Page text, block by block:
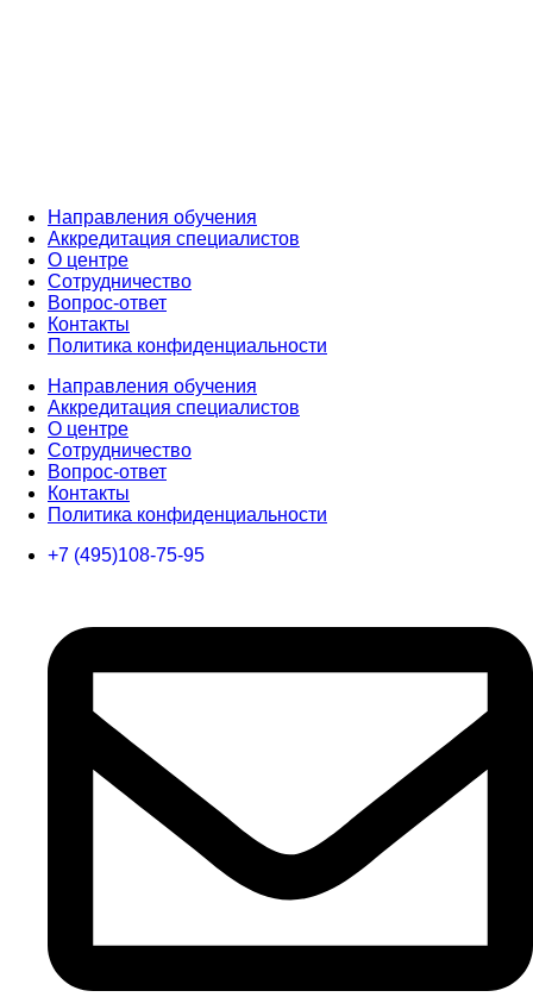
Направления обучения
Аккредитация специалистов
О центре
Сотрудничество
Вопрос-ответ
Контакты
Политика конфиденциальности
Направления обучения
Аккредитация специалистов
О центре
Сотрудничество
Вопрос-ответ
Контакты
Политика конфиденциальности
+7 (495)108-75-95